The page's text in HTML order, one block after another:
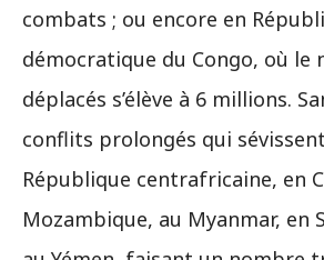
combats ; ou encore en
démocratique du Congo, où le
déplacés s’élève à 6 millions.
conflits prolongés qui
République centrafricaine, en
Mozambique, au Myanmar, en